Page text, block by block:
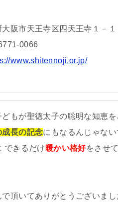
阪市天王寺区四天王寺１－１
0066
www.shitennoji.or.jp/
どもが聖徳太子の聡明な知恵
長の記念にもなるんじゃな
できるだけ 暖かい格好をさせ
頂いてありがとうございま